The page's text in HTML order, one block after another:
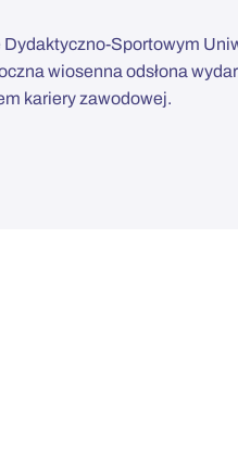
Sportowym
wiosenna odsłona
kariery zawodowej.